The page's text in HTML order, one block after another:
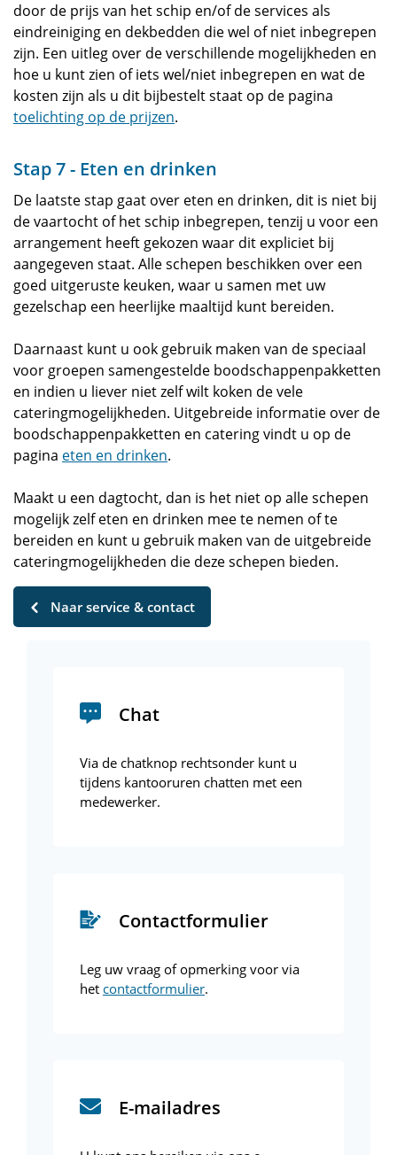
door de prijs van het schip en/of de services als
eindreiniging en dekbedden die wel of niet inbegrepen
zijn. Een uitleg over de verschillende mogelijkheden en
hoe u kunt zien of iets wel/niet inbegrepen en wat de
kosten zijn als u dit bijbestelt staat op de pagina
toelichting op de prijzen.
Stap 7 - Eten en drinken
De laatste stap gaat over eten en drinken, dit is niet bij
de vaartocht of het schip inbegrepen, tenzij u voor een
arrangement heeft gekozen waar dit expliciet bij
aangegeven staat. Alle schepen beschikken over een
goed uitgeruste keuken, waar u samen met uw
gezelschap een heerlijke maaltijd kunt bereiden.
Daarnaast kunt u ook gebruik maken van de speciaal
voor groepen samengestelde boodschappenpakketten
en indien u liever niet zelf wilt koken de vele
cateringmogelijkheden. Uitgebreide informatie over de
boodschappenpakketten en catering vindt u op de
pagina eten en drinken.
Maakt u een dagtocht, dan is het niet op alle schepen
mogelijk zelf eten en drinken mee te nemen of te
bereiden en kunt u gebruik maken van de uitgebreide
cateringmogelijkheden die deze schepen bieden.
Naar service & contact
Chat
Via de chatknop rechtsonder kunt u
tijdens kantooruren chatten met een
medewerker.
Contactformulier
Leg uw vraag of opmerking voor via
het contactformulier.
E-mailadres